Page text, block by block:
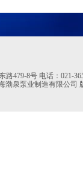
479-8号 电话：021-
渤泉泵业制造有限公司